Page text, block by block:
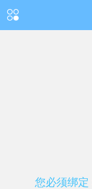
您必须绑定